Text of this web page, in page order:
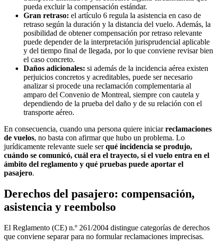
pueda excluir la compensación estándar.
Gran retraso: el artículo 6 regula la asistencia en caso de
retraso según la duración y la distancia del vuelo. Además, la
posibilidad de obtener compensación por retraso relevante
puede depender de la interpretación jurisprudencial aplicable
y del tiempo final de llegada, por lo que conviene revisar bien
el caso concreto.
Daños adicionales: si además de la incidencia aérea existen
perjuicios concretos y acreditables, puede ser necesario
analizar si procede una reclamación complementaria al
amparo del Convenio de Montreal, siempre con cautela y
dependiendo de la prueba del daño y de su relación con el
transporte aéreo.
En consecuencia, cuando una persona quiere iniciarreclamaciones
de vuelos, no basta con afirmar que hubo un problema. Lo
jurídicamente relevante suele serqué incidencia se produjo,
cuándo se comunicó, cuál era el trayecto, si el vuelo entra en el
ámbito del reglamento y qué pruebas puede aportar el
pasajero.
Derechos del pasajero: compensación,
asistencia y reembolso
El Reglamento (CE) n.º 261/2004 distingue categorías de derechos
que conviene separar para no formular reclamaciones imprecisas.